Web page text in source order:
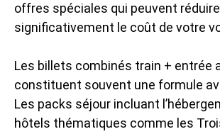
offres spéciales qui peuvent réduire
significativement le coût de votre
Les billets combinés train + entrée
constituent souvent une formule
Les packs séjour incluant
hôtels thématiques comme les